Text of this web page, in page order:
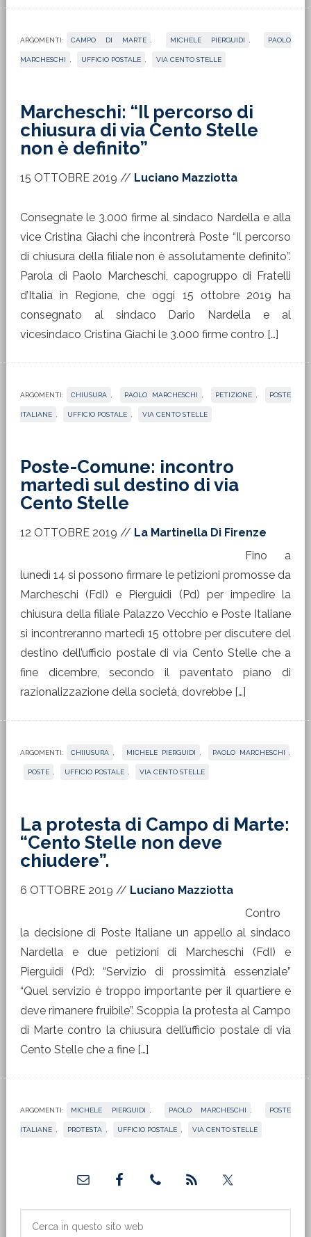
ARGOMENTI: CAMPO DI MARTE MICHELE PIERGUIDI PAOLO
MARCHESCHI UFFICIO POSTALE VIA CENTO STELLE
Marcheschi: “Il percorso di
chiusura di via Cento Stelle
non è definito”
15 OTTOBRE 2019 // Luciano Mazziotta
Consegnate le 3.000 firme al sindaco Nardella e alla
vice Cristina Giachi che incontrerà Poste “Il percorso
di chiusura della filiale non è assolutamente definito”.
Parola di Paolo Marcheschi, capogruppo di Fratelli
d’Italia in Regione, che oggi 15 ottobre 2019 ha
consegnato al sindaco Dario Nardella e al
vicesindaco Cristina Giachi le 3.000 firme contro […]
ARGOMENTI: CHIUSURA PAOLO MARCHESCHI PETIZIONE POSTE
ITALIANE UFFICIO POSTALE VIA CENTO STELLE
Poste-Comune: incontro
martedì sul destino di via
Cento Stelle
12 OTTOBRE 2019 // La Martinella Di Firenze
Fino a
lunedì 14 si possono firmare le petizioni promosse da
Marcheschi (FdI) e Pierguidi (Pd) per impedire la
chiusura della filiale Palazzo Vecchio e Poste Italiane
si incontreranno martedì 15 ottobre per discutere del
destino dell’ufficio postale di via Cento Stelle che a
fine dicembre, secondo il paventato piano di
razionalizzazione della società, dovrebbe […]
ARGOMENTI: CHIIUSURA MICHELE PIERGUIDI PAOLO MARCHESCHI
POSTE UFFICIO POSTALE VIA CENTO STELLE
La protesta di Campo di Marte:
“Cento Stelle non deve
chiudere”.
6 OTTOBRE 2019 // Luciano Mazziotta
Contro
la decisione di Poste Italiane un appello al sindaco
Nardella e due petizioni di Marcheschi (FdI) e
Pierguidi (Pd): “Servizio di prossimità essenziale”
“Quel servizio è troppo importante per il quartiere e
deve rimanere fruibile”. Scoppia la protesta al Campo
di Marte contro la chiusura dell’ufficio postale di via
Cento Stelle che a fine […]
ARGOMENTI: MICHELE PIERGUIDI PAOLO MARCHESCHI POSTE
ITALIANE PROTESTA UFFICIO POSTALE VIA CENTO STELLE
primaria